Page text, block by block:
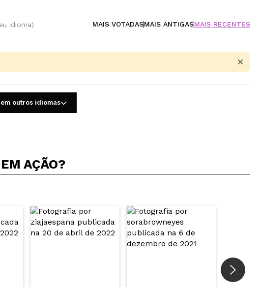
idioma) MAIS VOTADASMAIS ANTIGASMAIS RECENTES
5/5
outros idiomas
AÇÃO?